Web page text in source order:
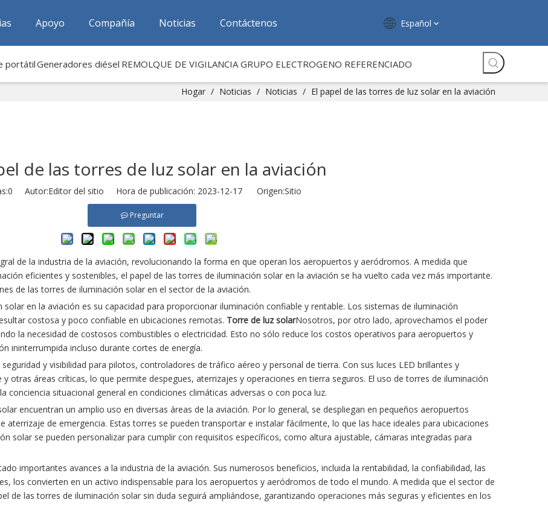
Apoyo Compañía Noticias Contáctenos Español
portátilGeneradores diésel REMOLQUE DE VIGILANCIA GRUPO ELECTROGENO REFERENCIADO
Hogar / Noticias / Noticias / El papel de las torres de luz solar en la aviación
de las torres de luz solar en la aviación
0 Autor:Editor del sitio Hora de publicación: 2023-12-17 Origen:Sitio
Preguntar
de la industria de la aviación, revolucionando la forma en que operan los aeropuertos y aeródromos. A medida que
eficientes y sostenibles, el papel de las torres de iluminación solar en la aviación se ha vuelto cada vez más importante.
de las torres de iluminación solar en el sector de la aviación.
en la aviación es su capacidad para proporcionar iluminación confiable y rentable. Los sistemas de iluminación
costosa y poco confiable en ubicaciones remotas. Torre de luz solarNosotros, por otro lado, aprovechamos el poder
la necesidad de costosos combustibles o electricidad. Esto no sólo reduce los costos operativos para aeropuertos y
ininterrumpida incluso durante cortes de energía.
y visibilidad para pilotos, controladores de tráfico aéreo y personal de tierra. Con sus luces LED brillantes y
otras áreas críticas, lo que permite despegues, aterrizajes y operaciones en tierra seguros. El uso de torres de iluminación
conciencia situacional general en condiciones climáticas adversas o con poca luz.
encuentran un amplio uso en diversas áreas de la aviación. Por lo general, se despliegan en pequeños aeropuertos
de emergencia. Estas torres se pueden transportar e instalar fácilmente, lo que las hace ideales para ubicaciones
solar se pueden personalizar para cumplir con requisitos específicos, como altura ajustable, cámaras integradas para
importantes avances a la industria de la aviación. Sus numerosos beneficios, incluida la rentabilidad, la confiabilidad, las
los convierten en un activo indispensable para los aeropuertos y aeródromos de todo el mundo. A medida que el sector de
de las torres de iluminación solar sin duda seguirá ampliándose, garantizando operaciones más seguras y eficientes en los